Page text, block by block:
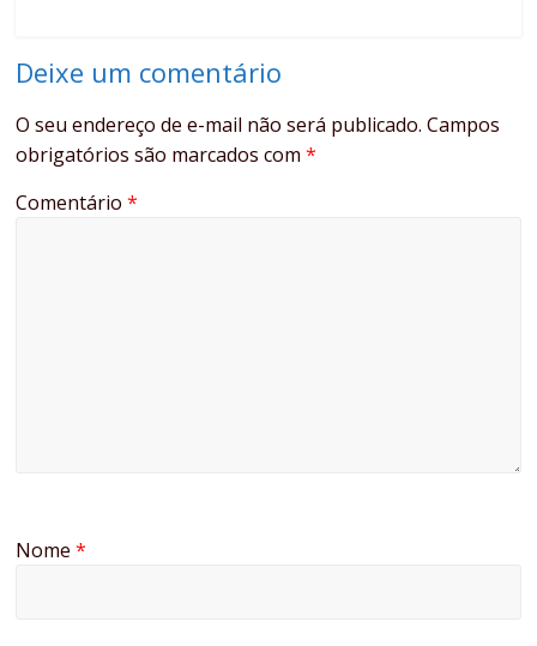
Deixe um comentário
O seu endereço de e-mail não será publicado. Campos
obrigatórios são marcados com*
Comentário*
Nome*